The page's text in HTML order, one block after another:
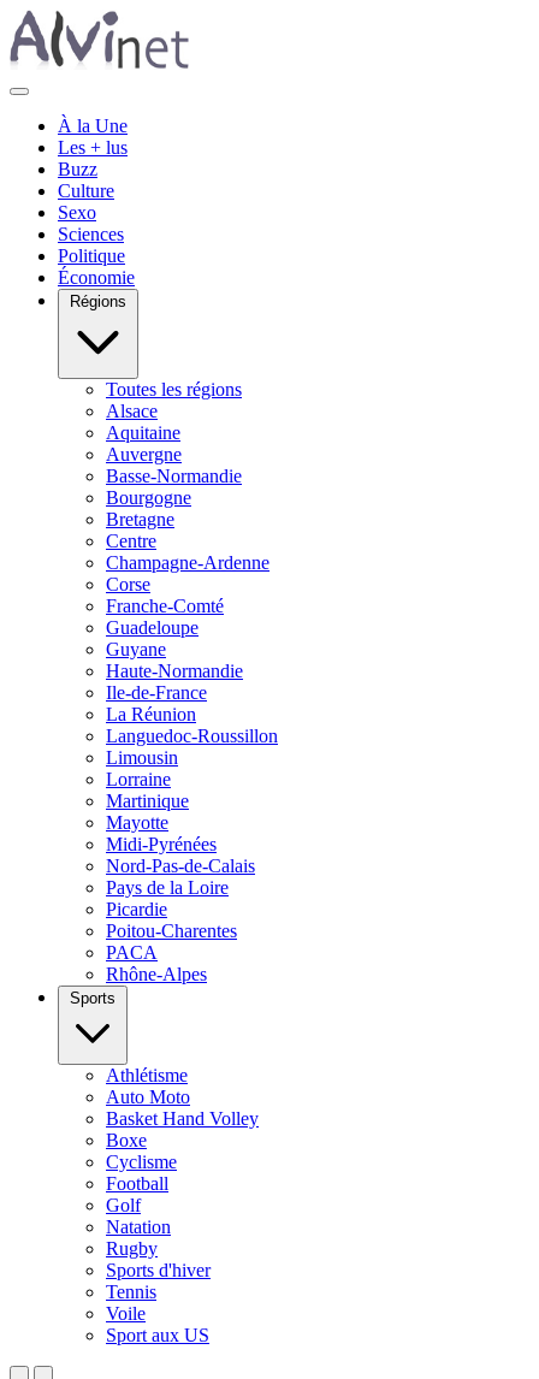
À la Une
Les + lus
Buzz
Culture
Sexo
Sciences
Politique
Économie
Régions
Toutes les régions
Alsace
Aquitaine
Auvergne
Basse-Normandie
Bourgogne
Bretagne
Centre
Champagne-Ardenne
Corse
Franche-Comté
Guadeloupe
Guyane
Haute-Normandie
Ile-de-France
La Réunion
Languedoc-Roussillon
Limousin
Lorraine
Martinique
Mayotte
Midi-Pyrénées
Nord-Pas-de-Calais
Pays de la Loire
Picardie
Poitou-Charentes
PACA
Rhône-Alpes
Sports
Athlétisme
Auto Moto
Basket Hand Volley
Boxe
Cyclisme
Football
Golf
Natation
Rugby
Sports d'hiver
Tennis
Voile
Sport aux US